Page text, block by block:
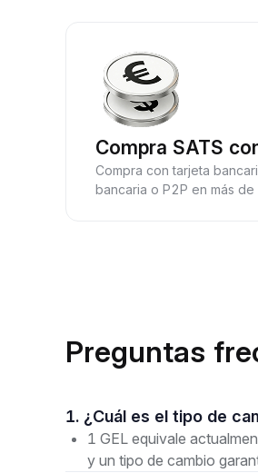
Compra SATS
Compra con tarjeta
bancaria o P2P en más de
Preguntas
1. ¿Cuál es el tipo de
1 GEL equivale
y un tipo de cambio